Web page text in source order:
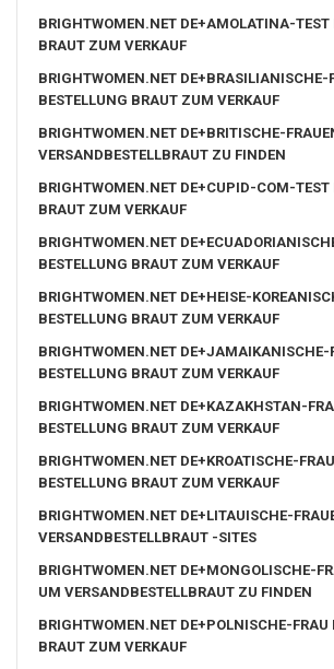
BRIGHTWOMEN.NET DE+AMOLATINA-
BRAUT ZUM VERKAUF
BRIGHTWOMEN.NET DE+BRASILIANISCHE-
BESTELLUNG BRAUT ZUM VERKAUF
BRIGHTWOMEN.NET DE+BRITISCHE-
VERSANDBESTELLBRAUT ZU FINDEN
BRIGHTWOMEN.NET DE+CUPID-COM-
BRAUT ZUM VERKAUF
BRIGHTWOMEN.NET
BESTELLUNG BRAUT ZUM VERKAUF
BRIGHTWOMEN.NET DE+HEISE-
BESTELLUNG BRAUT ZUM VERKAUF
BRIGHTWOMEN.NET DE+JAMAIKANISCHE-
BESTELLUNG BRAUT ZUM VERKAUF
BRIGHTWOMEN.NET DE+KAZAKHSTAN-
BESTELLUNG BRAUT ZUM VERKAUF
BRIGHTWOMEN.NET DE+KROATISCHE-
BESTELLUNG BRAUT ZUM VERKAUF
BRIGHTWOMEN.NET DE+LITAUISCHE-
VERSANDBESTELLBRAUT -SITES
BRIGHTWOMEN.NET DE+MONGOLISCHE-
UM VERSANDBESTELLBRAUT ZU FINDEN
BRIGHTWOMEN.NET DE+POLNISCHE-
BRAUT ZUM VERKAUF